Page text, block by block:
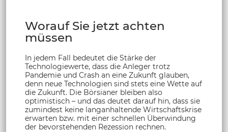
Worauf Sie jetzt achten
müssen
In jedem Fall bedeutet die Stärke der
Technologiewerte, dass die Anleger trotz
Pandemie und Crash an eine Zukunft glauben,
denn neue Technologien sind stets eine Wette auf
die Zukunft. Die Börsianer bleiben also
optimistisch – und das deutet darauf hin, dass sie
zumindest keine langanhaltende Wirtschaftskrise
erwarten bzw. mit einer schnellen Überwindung
der bevorstehenden Rezession rechnen.